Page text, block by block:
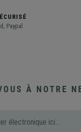
Paypal
À NOTRE